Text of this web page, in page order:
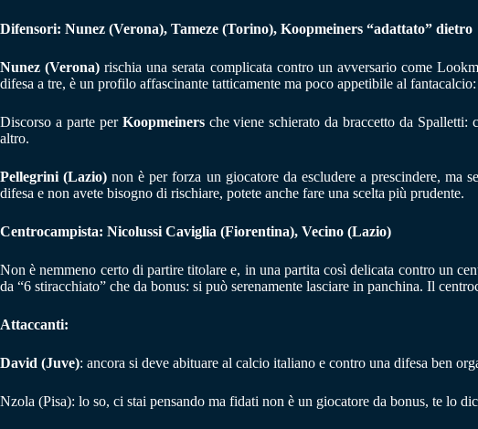
Difensori: Nunez (Verona), Tameze (Torino), Koopmeiners “adattato” dietro
Nunez (Verona) rischia una serata complicata contro un avversario come
difesa a tre, è un profilo affascinante tatticamente ma poco appetibile al
Discorso a parte per Koopmeinersche viene schierato da braccetto da Spalletti:
altro.
Pellegrini (Lazio) non è per forza un giocatore da escludere a prescindere, ma
difesa e non avete bisogno di rischiare, potete anche fare una scelta più prudente.
Centrocampista: Nicolussi Caviglia (Fiorentina), Vecino (Lazio)
Non è nemmeno certo di partire titolare e, in una partita così delicata contro un
da “6 stiracchiato” che da bonus: si può serenamente lasciare in panchina. Il
Attaccanti:
David (Juve): ancora si deve abituare al calcio italiano e contro una difesa ben
Nzola (Pisa): lo so, ci stai pensando ma fidati non è un giocatore da bonus, te lo